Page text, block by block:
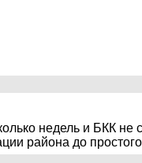
недель и БКК не
района до простого